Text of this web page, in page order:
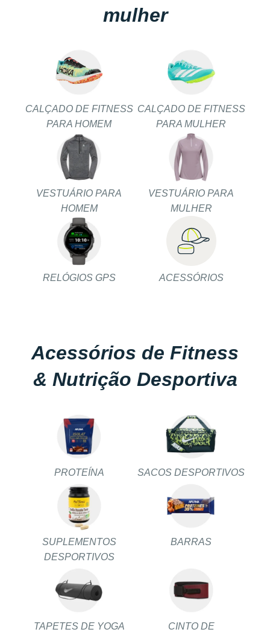
mulher
CALÇADO DE FITNESS
PARA HOMEM
CALÇADO DE FITNESS
PARA MULHER
VESTUÁRIO PARA
HOMEM
VESTUÁRIO PARA
MULHER
RELÓGIOS GPS ACESSÓRIOS
Acessórios de Fitness
& Nutrição Desportiva
PROTEÍNA SACOS DESPORTIVOS
SUPLEMENTOS
DESPORTIVOS
BARRAS
TAPETES DE YOGA
CINTO DE